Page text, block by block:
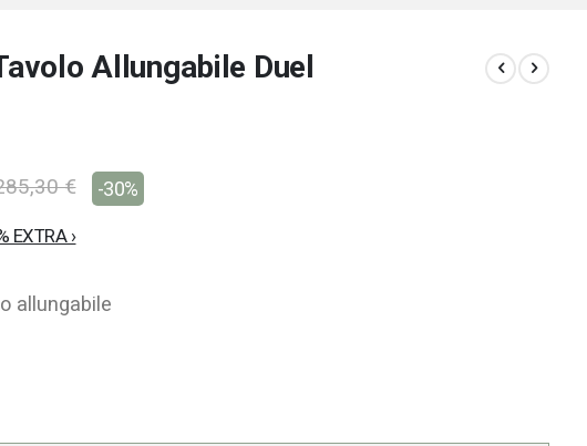
Allungabile Duel
€ -30%
EXTRA ›
allungabile